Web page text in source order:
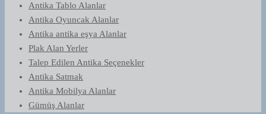
Antika Tablo Alanlar
Antika Oyuncak Alanlar
Antika antika eşya Alanlar
Plak Alan Yerler
Talep Edilen Antika Seçenekler
Antika Satmak
Antika Mobilya Alanlar
Gümüş Alanlar